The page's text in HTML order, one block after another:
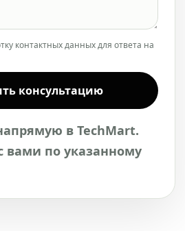
контактных данных для ответа на
консультацию
в TechMart.
по указанному